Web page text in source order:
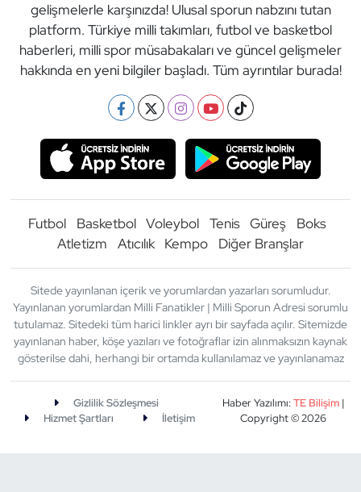
gelişmelerle karşınızda! Ulusal sporun nabzını tutan
platform. Türkiye milli takımları, futbol ve basketbol
haberleri, milli spor müsabakaları ve güncel gelişmeler
hakkında en yeni bilgiler başladı. Tüm ayrıntılar burada!
Futbol Basketbol Voleybol Tenis Güreş
Boks
Atletizm
Atıcılık Kempo Diğer Branşlar
Sitede yayınlanan içerik ve yorumlardan yazarları sorumludur.
Yayınlanan yorumlardan Milli Fanatikler | Milli Sporun Adresi sorumlu
tutulamaz. Sitedeki tüm harici linkler ayrı bir sayfada açılır. Sitemizde
yayınlanan haber, köşe yazıları ve fotoğraflar izin alınmaksızın kaynak
gösterilse dahi, herhangi bir ortamda kullanılamaz ve yayınlanamaz
Gizlilik Sözleşmesi
Hizmet Şartları
İletişim
Haber Yazılımı:TE Bilişim|
Copyright © 2026